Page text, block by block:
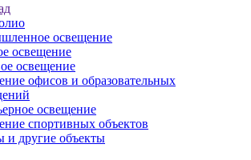
освещение
освещение
освещение
офисов и образовательных
освещение
спортивных объектов
и другие объекты